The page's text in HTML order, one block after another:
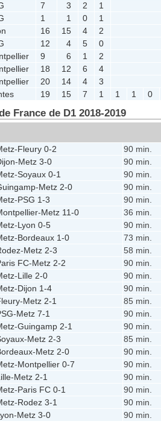
7 3 2 1
1 1 0
1
16 15 4 2
12 4 5 0
9 6 1
2
18 12 6 4
20 14 4 3
19 15 7 1 1 1 0
France de D1 2018-2019
-Fleury 0-2
90 min.
-Metz 3-0
90 min.
-Soyaux 0-1
90 min.
-Metz 2-0
90 min.
-PSG 1-3
90 min.
-Metz 11-0
36 min.
-Lyon 0-5
90 min.
-Bordeaux 1-0
73 min.
-Metz 2-3
58 min.
FC-Metz 2-2
90 min.
-Lille 2-0
90 min.
-Dijon 1-4
90 min.
-Metz 2-1
85 min.
-Metz 7-1
90 min.
-Guingamp 2-1
90 min.
-Metz 2-3
85 min.
-Metz 2-0
90 min.
-Montpellier 0-7
90 min.
-Metz 2-1
90 min.
-Paris FC 0-1
90 min.
-Rodez 3-1
90 min.
-Metz 3-0 90 min.